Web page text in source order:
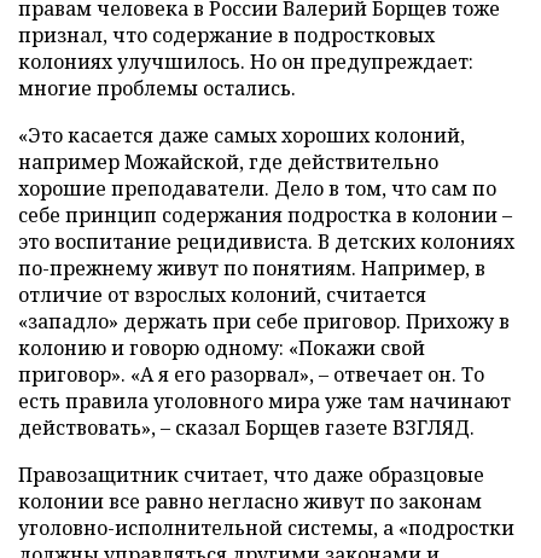
правам человека в России Валерий Борщев тоже
признал, что содержание в подростковых
колониях улучшилось. Но он предупреждает:
многие проблемы остались.
«Это касается даже самых хороших колоний,
например Можайской, где действительно
хорошие преподаватели. Дело в том, что сам по
себе принцип содержания подростка в колонии –
это воспитание рецидивиста. В детских колониях
по-прежнему живут по понятиям. Например, в
отличие от взрослых колоний, считается
«западло» держать при себе приговор. Прихожу в
колонию и говорю одному: «Покажи свой
приговор». «А я его разорвал», – отвечает он. То
есть правила уголовного мира уже там начинают
действовать», – сказал Борщев газете ВЗГЛЯД.
Правозащитник считает, что даже образцовые
колонии все равно негласно живут по законам
уголовно-исполнительной системы, а «подростки